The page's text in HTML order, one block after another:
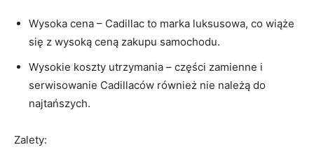
Wysoka cena‍ – Cadillac to marka luksusowa,⁢ co wiąże
się z wysoką ‍ceną zakupu samochodu.
Wysokie koszty utrzymania​ – części zamienne i
‍serwisowanie Cadillaców również nie należą do
najtańszych.
Zalety: